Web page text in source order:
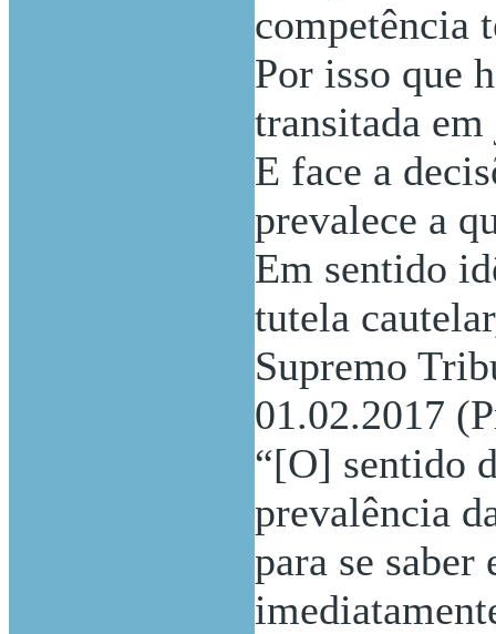
competência
Por isso que
transitada
E face a
prevalece a
Em sentido
tutela
Supremo
01.02.2017
“[O] sentido
prevalência
para se